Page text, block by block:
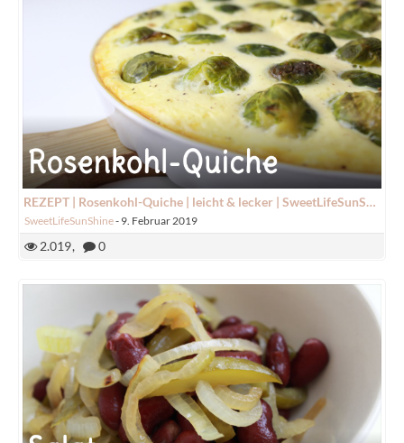
REZEPT | Rosenkohl-Quiche | leicht & lecker | SweetLifeSunShine
SweetLifeSunShine- 9. Februar 2019
2.019 0